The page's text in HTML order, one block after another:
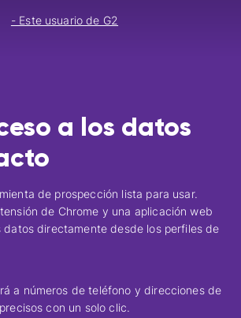
- Este usuario de G2
a los datos
de prospección lista para usar.
de Chrome y una aplicación web
datos directamente desde los perfiles de
a números de teléfono y direcciones de
con un solo clic.